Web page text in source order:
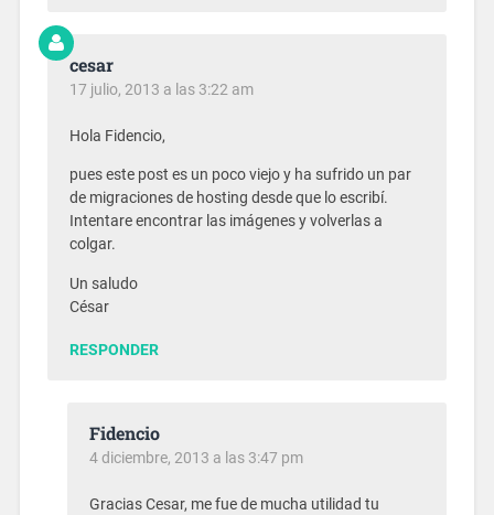
cesar
17 julio, 2013 a las 3:22 am
Hola Fidencio,
pues este post es un poco viejo y ha sufrido un par
de migraciones de hosting desde que lo escribí.
Intentare encontrar las imágenes y volverlas a
colgar.
Un saludo
César
RESPONDER
Fidencio
4 diciembre, 2013 a las 3:47 pm
Gracias Cesar, me fue de mucha utilidad tu